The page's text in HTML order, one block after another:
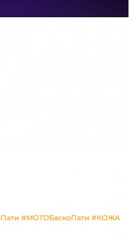
#МОТОБаскоПати #КОЖА